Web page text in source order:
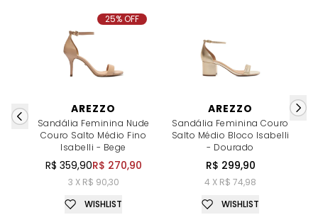
AREZZO
Sandália Feminina Nude
Couro Salto Médio Fino
Isabelli - Bege
R$ 359,90R$ 270,90
3 X R$ 90,30
25% OFF
WISHLIST
AREZZO
Sandália Feminina Couro
Salto Médio Bloco Isabelli
- Dourado
R$ 299,90
4 X R$ 74,98
WISHLIST